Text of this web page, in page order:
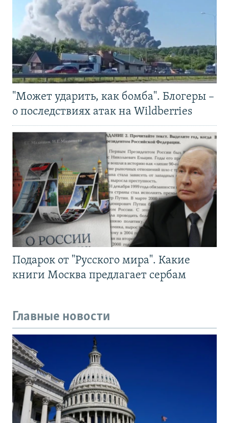
"Может ударить, как бомба". Блогеры –
о последствиях атак на Wildberries
Подарок от "Русского мира". Какие
книги Москва предлагает сербам
Главные новости